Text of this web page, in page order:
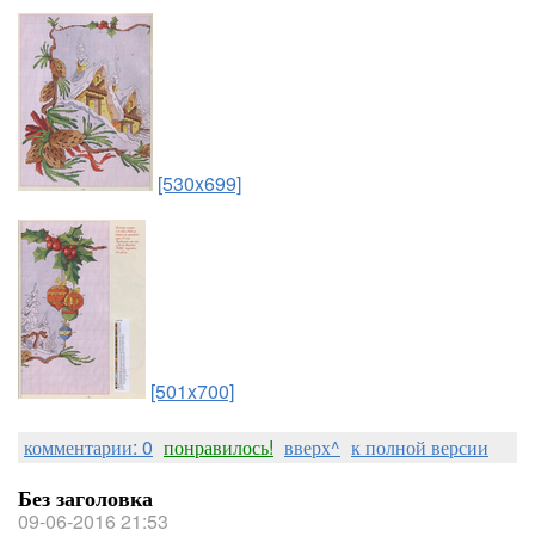
[530x699]
[501x700]
комментарии: 0 понравилось! вверх^ к полной версии
Без заголовка
09-06-2016 21:53